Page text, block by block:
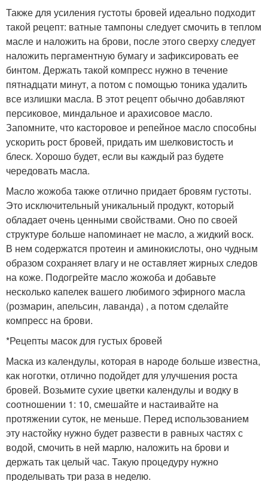
Также для усиления густоты бровей идеально подходит
такой рецепт: ватные тампоны следует смочить в теплом
масле и наложить на брови, после этого сверху следует
наложить пергаментную бумагу и зафиксировать ее
бинтом. Держать такой компресс нужно в течение
пятнадцати минут, а потом с помощью тоника удалить
все излишки масла. В этот рецепт обычно добавляют
персиковое, миндальное и арахисовое масло.
Запомните, что касторовое и репейное масло способны
ускорить рост бровей, придать им шелковистость и
блеск. Хорошо будет, если вы каждый раз будете
чередовать масла.
Масло жожоба также отлично придает бровям густоты.
Это исключительный уникальный продукт, который
обладает очень ценными свойствами. Оно по своей
структуре больше напоминает не масло, а жидкий воск.
В нем содержатся протеин и аминокислоты, оно чудным
образом сохраняет влагу и не оставляет жирных следов
на коже. Подогрейте масло жожоба и добавьте
несколько капелек вашего любимого эфирного масла
(розмарин, апельсин, лаванда) , а потом сделайте
компресс на брови.
*Рецепты масок для густых бровей
Маска из календулы, которая в народе больше известна,
как ноготки, отлично подойдет для улучшения роста
бровей. Возьмите сухие цветки календулы и водку в
соотношении 1: 10, смешайте и настаивайте на
протяжении суток, не меньше. Перед использованием
эту настойку нужно будет развести в равных частях с
водой, смочить в ней марлю, наложить на брови и
держать так целый час. Такую процедуру нужно
проделывать три раза в неделю.